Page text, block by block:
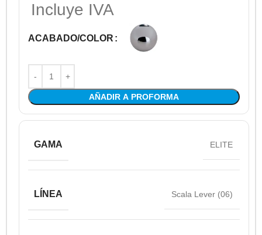
Incluye IVA
ACABADO/COLOR
AÑADIR A PROFORMA
GAMA ELITE
LÍNEA Scala Lever (06)